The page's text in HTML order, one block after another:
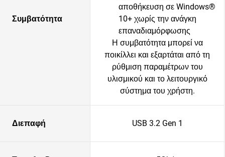
Συμβατότητα
αποθήκευση σε Windows®
10+ χωρίς την ανάγκη
επαναδιαμόρφωσης
Η συμβατότητα μπορεί να
ποικίλλει και εξαρτάται από τη
ρύθμιση παραμέτρων του
υλισμικού και το λειτουργικό
σύστημα του χρήστη.
Διεπαφή USB 3.2 Gen 1